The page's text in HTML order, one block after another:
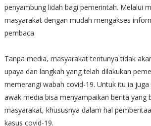
penyambung lidah bagi pemerintah. Melalui
masyarakat dengan mudah mengakses
pembaca
Tanpa media, masyarakat tentunya tidak
upaya dan langkah yang telah dilakukan
memerangi wabah covid-19. Untuk itu ia
awak media bisa menyampaikan berita yang
masyarakat, khususnya dalam hal
kasus covid-19.